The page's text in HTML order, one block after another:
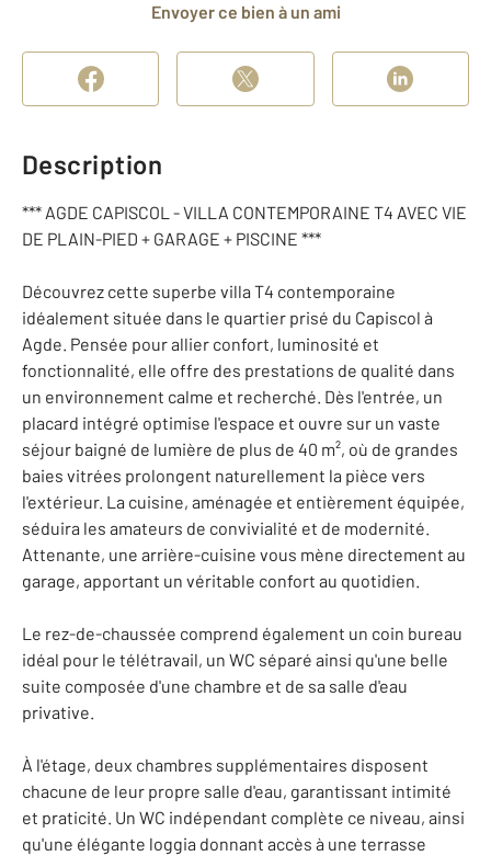
Envoyer ce bien à un ami
Description
*** AGDE CAPISCOL - VILLA CONTEMPORAINE T4 AVEC VIE
DE PLAIN-PIED + GARAGE + PISCINE ***
Découvrez cette superbe villa T4 contemporaine
idéalement située dans le quartier prisé du Capiscol à
Agde. Pensée pour allier confort, luminosité et
fonctionnalité, elle offre des prestations de qualité dans
un environnement calme et recherché. Dès l'entrée, un
placard intégré optimise l'espace et ouvre sur un vaste
séjour baigné de lumière de plus de 40 m², où de grandes
baies vitrées prolongent naturellement la pièce vers
l'extérieur. La cuisine, aménagée et entièrement équipée,
séduira les amateurs de convivialité et de modernité.
Attenante, une arrière-cuisine vous mène directement au
garage, apportant un véritable confort au quotidien.
Le rez-de-chaussée comprend également un coin bureau
idéal pour le télétravail, un WC séparé ainsi qu'une belle
suite composée d'une chambre et de sa salle d'eau
privative.
À l'étage, deux chambres supplémentaires disposent
chacune de leur propre salle d'eau, garantissant intimité
et praticité. Un WC indépendant complète ce niveau, ainsi
qu'une élégante loggia donnant accès à une terrasse